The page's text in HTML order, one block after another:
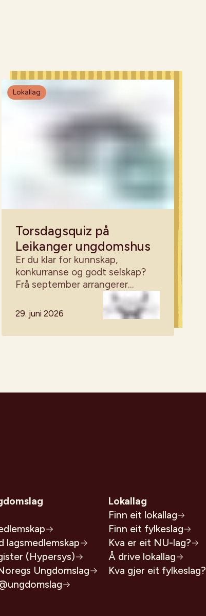
Lokallag
Torsdagsquiz på
Leikanger ungdomshus
Er du klar for kunnskap,
konkurranse og godt selskap?
Frå september arrangerer
Leikanger ungdomslag quiz på
ungdomshuset den første
torsdagen kvar måndad – alle er
velkomne!
29. juni 2026
lagsmedlemskap
(Hypersys)
Ungdomslag
Lokallag
Finn eit lokallag
Finn eit fylkeslag
Kva er eit NU-lag?
Å drive lokallag
Kva gjer eit fylkeslag?